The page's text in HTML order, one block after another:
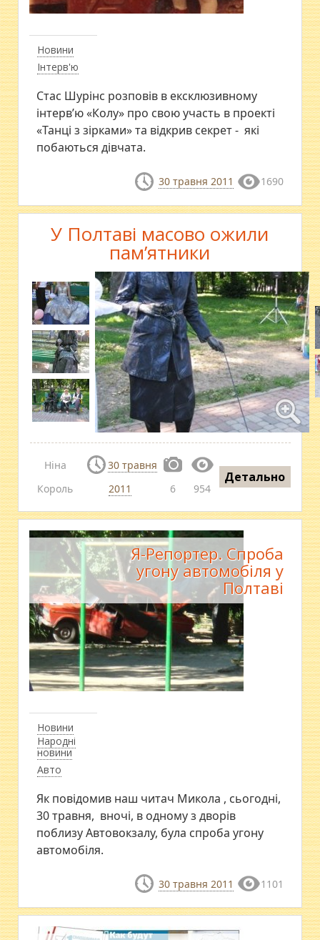
Новини
Інтерв'ю
Стас Шурінс розповів в ексклюзивному
інтерв’ю «Колу» про свою участь в проекті
«Танці з зірками» та відкрив секрет - які
побаються дівчата.
30 травня 2011 1690
У Полтаві масово ожили
пам’ятники
Ніна
Король
30 травня
2011
6 954
Детально
Новини
Народні
новини
Авто
Я-Репортер. Спроба
угону автомобіля у
Полтаві
Як повідомив наш читач Микола , сьогодні,
30 травня, вночі, в одному з дворів
поблизу Автовокзалу, була спроба угону
автомобіля.
30 травня 2011 1101